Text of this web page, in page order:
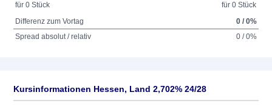
für 0 Stück
für 0 Stück
Differenz zum Vortag
0 / 0%
Spread absolut / relativ
0 / 0%
Kursinformationen Hessen, Land 2,702% 24/28